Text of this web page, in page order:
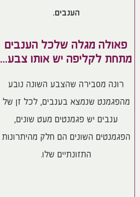
הענבים.
פאולה מגלה שלכל הענבים
מתחת לקליפה יש אותו צבע...
רונה מסבירה שהצבע השונה נובע
מהפגמנט שנמצא בענבים, לכל זן של
ענבים יש פגמנטים מעט שונים,
הפגמנטים השונים הם חלק מהיתרונות
התזונתיים שלו.